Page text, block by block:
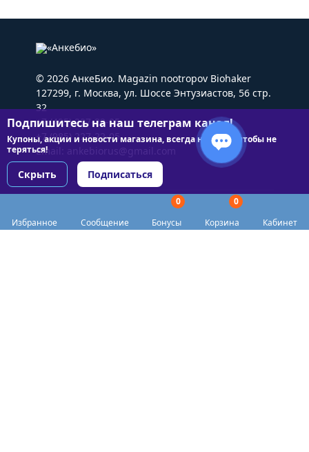
Избранное Сообщение
0
Бонусы
0
Корзина
Кабинет
© 2026 АнкеБио. Magazin nootropov Biohaker
127299, г. Москва, ул. Шоссе Энтузиастов, 56 стр.
32
+7 (495) 227-22-05
+7 (985) 227-22-05
Email: ankebiorus@gmail.com
Подпишитесь на наш телеграм канал!
Купоны, акции и новости магазина, всегда на связи чтобы не
теряться!
Скрыть Подписаться